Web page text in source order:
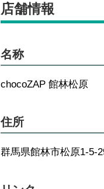
店舗情報
名称
chocoZAP 館林松原
住所
群馬県館林市松原1-5-